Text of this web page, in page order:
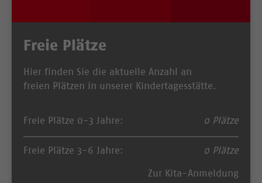
Freie Plätze
Hier finden Sie die aktuelle Anzahl an
freien Plätzen in unserer Kindertagesstätte.
Freie Plätze 0-3 Jahre: 0 Plätze
Freie Plätze 3-6 Jahre: 0 Plätze
Zur Kita-Anmeldung